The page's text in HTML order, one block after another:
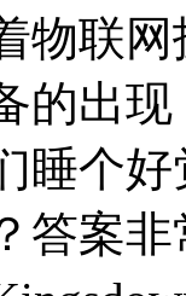
物联
的出
睡个
答案